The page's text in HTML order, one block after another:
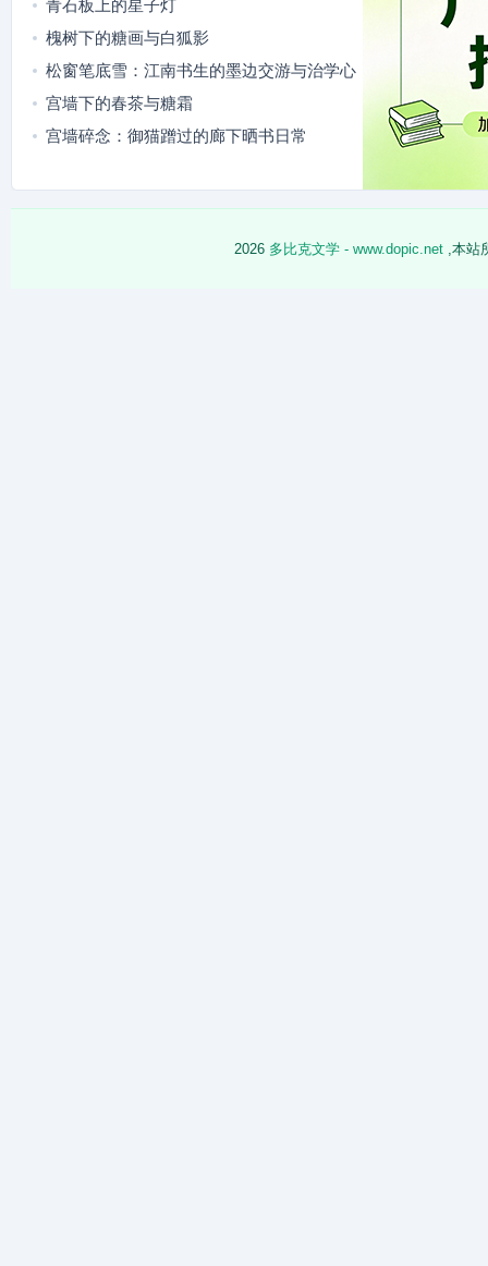
青石板上的星子灯
槐树下的糖画与白狐影
松窗笔底雪：江南书生的墨边交游与治学心
迹
宫墙下的春茶与糖霜
宫墙碎念：御猫蹭过的廊下晒书日常
2026 多比克文学 - www.dopic.net ,本站